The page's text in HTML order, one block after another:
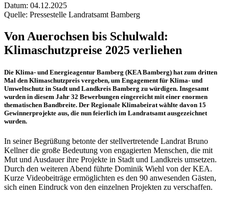
Datum: 04.12.2025
Quelle: Pressestelle Landratsamt Bamberg
Von Auerochsen bis Schulwald:
Klimaschutzpreise 2025 verliehen
Die Klima- und Energieagentur Bamberg (KEA Bamberg) hat zum dritten
Mal den Klimaschutzpreis vergeben, um Engagement für Klima- und
Umweltschutz in Stadt und Landkreis Bamberg zu würdigen. Insgesamt
wurden in diesem Jahr 32 Bewerbungen eingereicht mit einer enormen
thematischen Bandbreite. Der Regionale Klimabeirat wählte davon 15
Gewinnerprojekte aus, die nun feierlich im Landratsamt ausgezeichnet
wurden.
In seiner Begrüßung betonte der stellvertretende Landrat Bruno
Kellner die große Bedeutung von engagierten Menschen, die mit
Mut und Ausdauer ihre Projekte in Stadt und Landkreis umsetzen.
Durch den weiteren Abend führte Dominik Wiehl von der KEA.
Kurze Videobeiträge ermöglichten es den 90 anwesenden Gästen,
sich einen Eindruck von den einzelnen Projekten zu verschaffen.